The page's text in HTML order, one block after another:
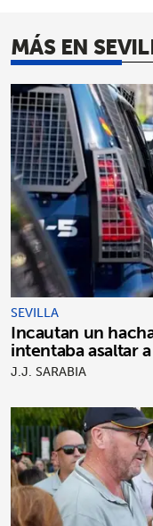
MÁS EN
SEVILLA
Incautan un
intentaba asaltar
J.J. SARABIA